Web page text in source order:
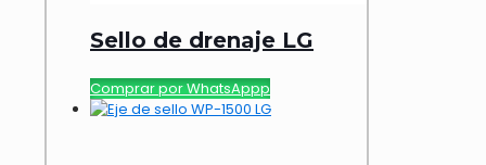
Sello de drenaje LG
Comprar por WhatsAppp